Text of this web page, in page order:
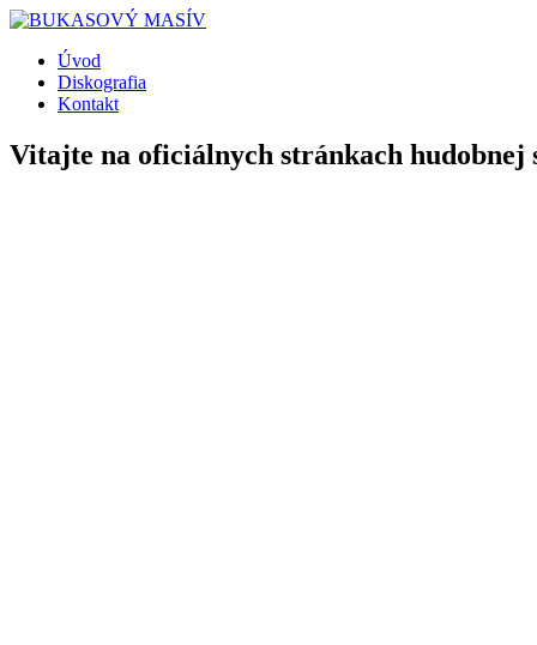
Úvod
Diskografia
Kontakt
Vitajte na oficiálnych stránkach hudobnej